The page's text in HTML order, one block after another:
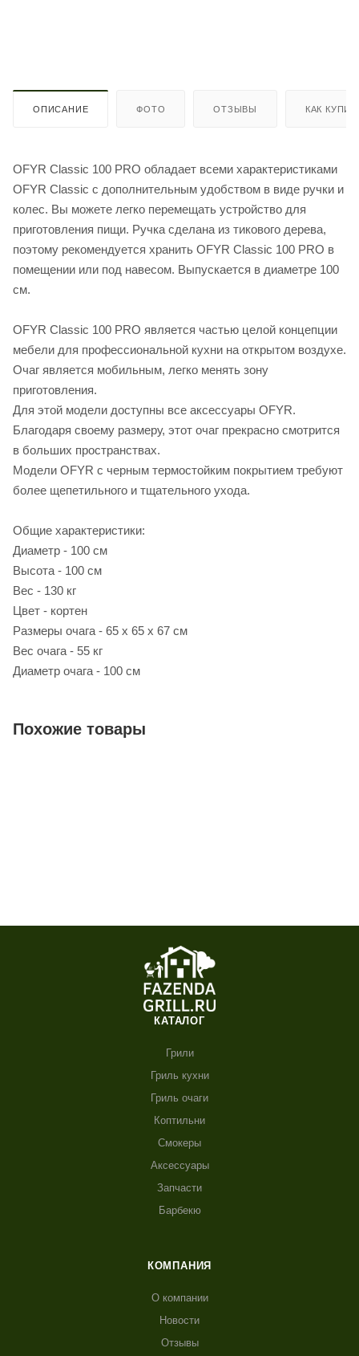
ОПИСАНИЕ ФОТО ОТЗЫВЫ КАК
OFYR Classic 100 PRO обладает всеми характеристиками
OFYR Classic с дополнительным удобством в виде ручки и
колес. Вы можете легко перемещать устройство для
приготовления пищи. Ручка сделана из тикового дерева,
поэтому рекомендуется хранить OFYR Classic 100 PRO в
помещении или под навесом. Выпускается в диаметре 100
см.
OFYR Classic 100 PRO является частью целой концепции
мебели для профессиональной кухни на открытом воздухе.
Очаг является мобильным, легко менять зону
приготовления.
Для этой модели доступны все аксессуары OFYR.
Благодаря своему размеру, этот очаг прекрасно смотрится
в больших пространствах.
Модели OFYR с черным термостойким покрытием требуют
более щепетильного и тщательного ухода.
Общие характеристики:
Диаметр - 100 см
Высота - 100 см
Вес - 130 кг
Цвет - кортен
Размеры очага - 65 x 65 x 67 см
Вес очага - 55 кг
Диаметр очага - 100 см
Похожие товары
КАТАЛОГ
Грили
Гриль кухни
Гриль очаги
Коптильни
Смокеры
Аксессуары
Запчасти
Барбекю
КОМПАНИЯ
О компании
Новости
Отзывы